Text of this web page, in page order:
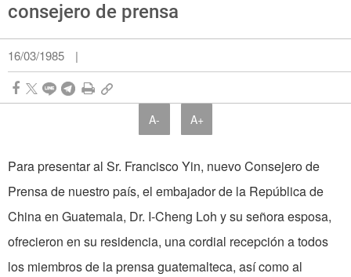
consejero de prensa
16/03/1985 |
A- A+
Para presentar al Sr. Francisco Yin, nuevo Consejero de
Prensa de nuestro país, el embajador de la República de
China en Guatemala, Dr. I-Cheng Loh y su señora esposa,
ofrecieron en su residencia, una cordial recepción a todos
los miembros de la prensa guatemalteca, así como al